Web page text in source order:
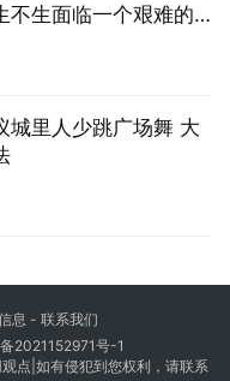
不生面临一个艰难的
城里人少跳广场舞 大
息 - 联系我们
2021152971号-1
点|如有侵犯到您权利，请联系